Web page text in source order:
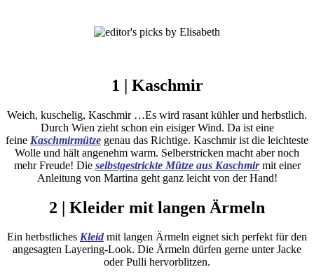
1 | Kaschmir
Weich, kuschelig, Kaschmir …Es wird rasant kühler und herbstlich.
Durch Wien zieht schon ein eisiger Wind. Da ist eine
feine Kaschmirmütze genau das Richtige. Kaschmir ist die leichteste
Wolle und hält angenehm warm. Selberstricken macht aber noch
mehr Freude! Die selbstgestrickte Mütze aus Kaschmirmit einer
Anleitung von Martina geht ganz leicht von der Hand!
2 | Kleider mit langen Ärmeln
Ein herbstliches Kleid mit langen Ärmeln eignet sich perfekt für den
angesagten Layering-Look. Die Ärmeln dürfen gerne unter Jacke
oder Pulli hervorblitzen.